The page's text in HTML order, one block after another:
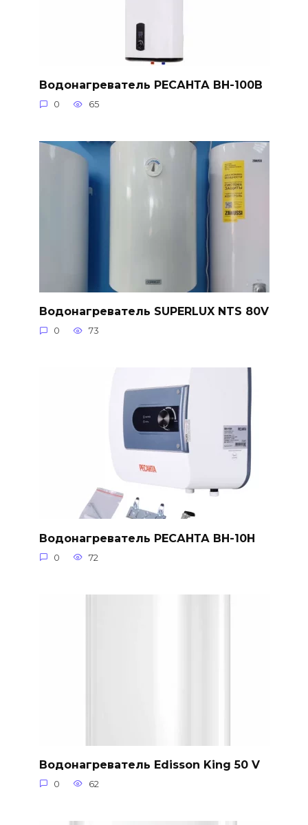
Водонагреватель РЕСАНТА ВН-100В
0 65
Водонагреватель SUPERLUX NTS 80V
0 73
Водонагреватель РЕСАНТА ВН-10Н
0 72
Водонагреватель Edisson King 50 V
0 62